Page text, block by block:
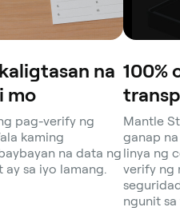
na
mo
pag-verify ng
kaming
na data ng
ay sa iyo lamang.
100%
Mantle
ganap
linya ng
verify ng
ngunit